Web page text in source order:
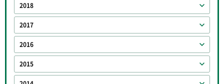
2018
2017
2016
2015